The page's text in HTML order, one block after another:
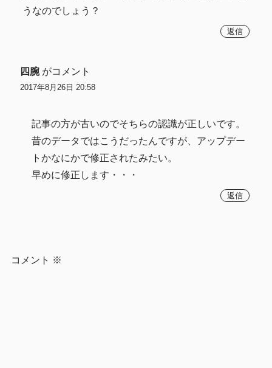
うなのでしょう？
返信
四腕 がコメント
2017年8月26日 20:58
記事の方が古いのでそちらの認識が正しいです。
昔のデータではこうだったんですが、アップデー
トかなにかで修正されたみたい。
早めに修正します・・・
返信
コメント ※